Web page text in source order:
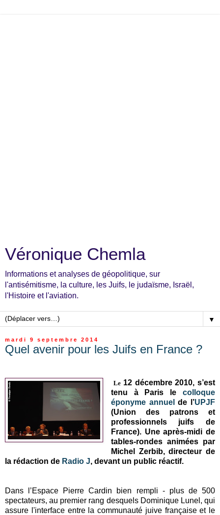
Véronique Chemla
Informations et analyses de géopolitique, sur
l'antisémitisme, la culture, les Juifs, le judaïsme, Israël,
l'Histoire et l'aviation.
▼
mardi 9 septembre 2014
Quel avenir pour les Juifs en France ?
Le 12 décembre 2010, s’est
tenu à Paris le colloque
éponyme annuel de l’UPJF
(Union des patrons et
professionnels juifs de
France). Une après-midi de
tables-rondes animées par
Michel Zerbib, directeur de
la rédaction de Radio J, devant un public réactif.
Dans l’Espace Pierre Cardin bien rempli - plus de 500
spectateurs, au premier rang desquels Dominique Lunel, qui
assure l'interface entre la communauté juive française et le